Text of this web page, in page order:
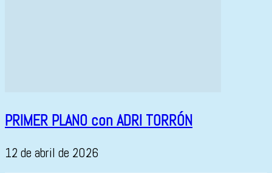
PRIMER PLANO con ADRI TORRÓN
12 de abril de 2026